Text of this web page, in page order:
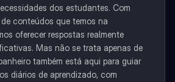
dos estudantes. Com
conteúdos que temos na
oferecer respostas realmente
Mas não se trata apenas de
também está aqui para guiar
diários de aprendizado, com